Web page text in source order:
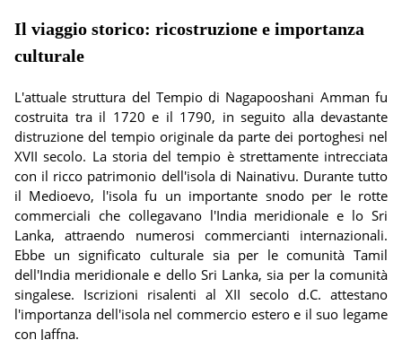
Il viaggio storico: ricostruzione e importanza
culturale
L'attuale struttura del Tempio di Nagapooshani Amman fu
costruita tra il 1720 e il 1790, in seguito alla devastante
distruzione del tempio originale da parte dei portoghesi nel
XVII secolo. La storia del tempio è strettamente intrecciata
con il ricco patrimonio dell'isola di Nainativu. Durante tutto
il Medioevo, l'isola fu un importante snodo per le rotte
commerciali che collegavano l'India meridionale e lo Sri
Lanka, attraendo numerosi commercianti internazionali.
Ebbe un significato culturale sia per le comunità Tamil
dell'India meridionale e dello Sri Lanka, sia per la comunità
singalese. Iscrizioni risalenti al XII secolo d.C. attestano
l'importanza dell'isola nel commercio estero e il suo legame
con Jaffna.